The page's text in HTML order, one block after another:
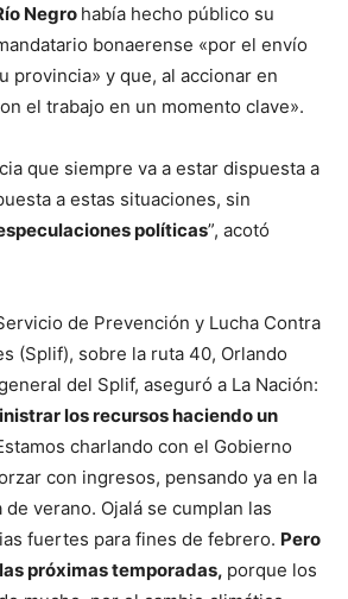
Negro había hecho público su
bonaerense «por el envío
provincia» y que, al accionar en
el trabajo en un momento clave».
que siempre va a estar dispuesta a
a estas situaciones, sin
políticas”, acotó
de Prevención y Lucha Contra
(Splif), sobre la ruta 40, Orlando
del Splif, aseguró a La Nación:
los recursos haciendo un
charlando con el Gobierno
con ingresos, pensando ya en la
verano. Ojalá se cumplan las
fuertes para fines de febrero. Pero
próximas temporadas, porque los